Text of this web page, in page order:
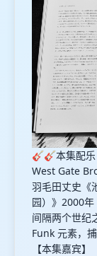
🎸🎸本集配乐
West Gate
羽毛田丈史《
园）》2000年
间隔两个世纪
Funk 元素，
【本集嘉宾】